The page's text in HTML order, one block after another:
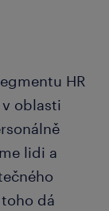
HR
oblasti
lidi a
dá